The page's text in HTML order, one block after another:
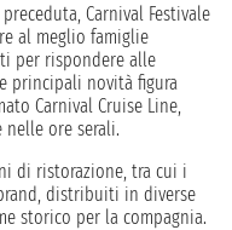
Carnival Festivale
al meglio famiglie
per rispondere alle
principali novità figura
Carnival Cruise Line,
ore serali.
di ristorazione, tra cui i
distribuiti in diverse
storico per la compagnia.